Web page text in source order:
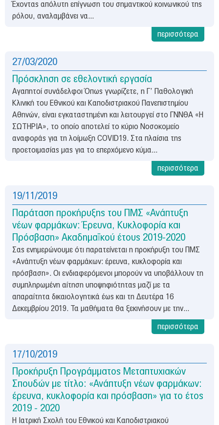
Έχοντας απόλυτη επίγνωση του σημαντικού κοινωνικού της
ρόλου, αναλαμβάνει να...
περισσότερα
27/03/2020
Πρόσκληση σε εθελοντική εργασία
Αγαπητοί συνάδελφοι Όπως γνωρίζετε, η Γ’ Παθολογική
Κλινική του Εθνικού και Καποδιστριακού Πανεπιστημίου
Αθηνών, είναι εγκαταστημένη και λειτουργεί στο ΓΝΝΘΑ «Η
ΣΩΤΗΡΙΑ», το οποίο αποτελεί το κύριο Νοσοκομείο
αναφοράς για τη λοίμωξη COVID19. Στα πλαίσια της
προετοιμασίας μας για το επερχόμενο κύμα...
περισσότερα
19/11/2019
Παράταση προκήρυξης του ΠΜΣ «Ανάπτυξη
νέων φαρμάκων: Έρευνα, Κυκλοφορία και
Πρόσβαση» Ακαδημαϊκού έτους 2019-2020
Σας ενημερώνουμε ότι παρατείνεται η προκήρυξη του ΠΜΣ
«Ανάπτυξη νέων φαρμάκων: έρευνα, κυκλοφορία και
πρόσβαση». Οι ενδιαφερόμενοι μπορούν να υποβάλλουν τη
συμπληρωμένη αίτηση υποψηφιότητας μαζί με τα
απαραίτητα δικαιολογητικά έως και τη Δευτέρα 16
Δεκεμβρίου 2019. Τα μαθήματα θα ξεκινήσουν με την...
περισσότερα
17/10/2019
Προκήρυξη Προγράμματος Μεταπτυχιακών
Σπουδών με τίτλο: «Ανάπτυξη νέων φαρμάκων:
έρευνα, κυκλοφορία και πρόσβαση» για το έτος
2019 - 2020
Η Ιατρική Σχολή του Εθνικού και Καποδιστριακού